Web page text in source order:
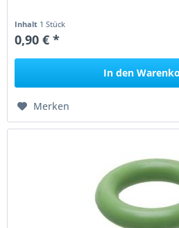
Inhalt 1 Stück
0,90 € *
In den
Merken